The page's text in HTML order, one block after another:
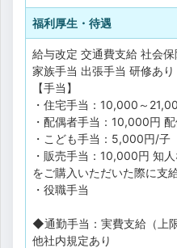
福利厚生・待遇
給与改定 交通費支給 社会
家族手当 出張手当 研修あり
【手当】
・住宅手当：10,000～
・配偶者手当：10,000円
・こども手当：5,000円/子
・販売手当：10,000円 知
をご購入いただいた際に支
・役職手当
◆通勤手当：実費支給（上
他社内規定あり